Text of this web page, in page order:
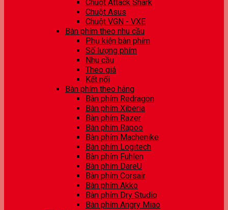
Chuột Attack Shark
Chuột Asus
Chuột VGN - VXE
Bàn phím theo nhu cầu
Phụ kiện bàn phím
Số lượng phím
Nhu cầu
Theo giá
Kết nối
Bàn phím theo hãng
Bàn phím Redragon
Bàn phím Xiberia
Bàn phím Razer
Bàn phím Rapoo
Bàn phím Machenike
Bàn phím Logitech
Bàn phím Fuhlen
Bàn phím DareU
Bàn phím Corsair
Bàn phím Akko
Bàn phím Dry Studio
Bàn phím Angry Miao